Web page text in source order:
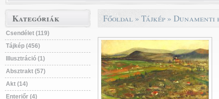
Kategóriák
Csendélet (119)
Tájkép (456)
Illusztráció (1)
Absztrakt (57)
Akt (14)
Enteriőr (4)
Főoldal » Tájkép » Dunamenti